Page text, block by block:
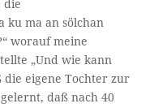
die
ku ma an sölchan
worauf meine
„Und wie kann
die eigene Tochter zur
daß nach 40